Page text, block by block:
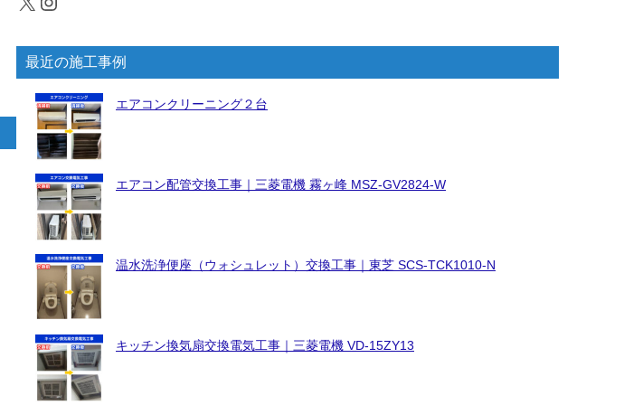
最近の施工事例
エアコンクリーニング２台
エアコン配管交換工事｜三菱電機 霧ヶ峰 MSZ-GV2824-W
温水洗浄便座（ウォシュレット）交換工事｜東芝 SCS-TCK1010-N
キッチン換気扇交換電気工事｜三菱電機 VD-15ZY13